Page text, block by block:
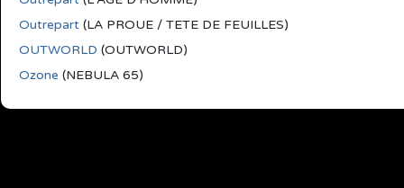
Outrepart (LA PROUE / TETE DE FEUILLES)
OUTWORLD (OUTWORLD)
Ozone (NEBULA 65)